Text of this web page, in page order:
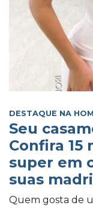
DESTAQUE NA
Seu
Confira 15
super em
suas
Quem gosta de